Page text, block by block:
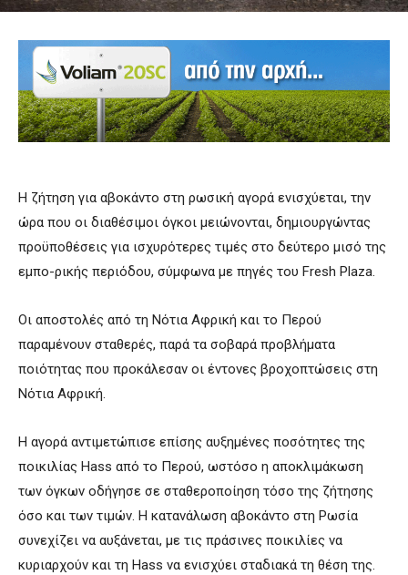
Η ζήτηση για αβοκάντο στη ρωσική αγορά ενισχύεται, την
ώρα που οι διαθέσιμοι όγκοι μειώνονται, δημιουργώντας
προϋποθέσεις για ισχυρότερες τιμές στο δεύτερο μισό της
εμπο-ρικής περιόδου, σύμφωνα με πηγές του Fresh Plaza.
Οι αποστολές από τη Νότια Αφρική και το Περού
παραμένουν σταθερές, παρά τα σοβαρά προβλήματα
ποιότητας που προκάλεσαν οι έντονες βροχοπτώσεις στη
Νότια Αφρική.
Η αγορά αντιμετώπισε επίσης αυξημένες ποσότητες της
ποικιλίας Hass από το Περού, ωστόσο η αποκλιμάκωση
των όγκων οδήγησε σε σταθεροποίηση τόσο της ζήτησης
όσο και των τιμών. Η κατανάλωση αβοκάντο στη Ρωσία
συνεχίζει να αυξάνεται, με τις πράσινες ποικιλίες να
κυριαρχούν και τη Hass να ενισχύει σταδιακά τη θέση της.